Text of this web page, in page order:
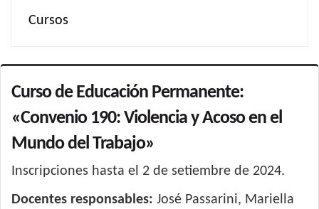
Cursos
Curso de Educación Permanente:
«Convenio 190: Violencia y Acoso en el
Mundo del Trabajo»
Inscripciones hasta el 2 de setiembre de 2024.
Docentes responsables: José Passarini, Mariella